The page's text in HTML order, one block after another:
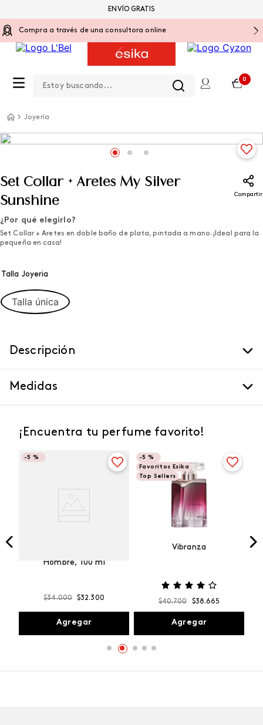
Compra a través de una consultora online
0
ENVÍO GRATIS
Joyería
Set Collar + Aretes My Silver
Sunshine
Compartir
¿Por qué elegirlo?
Set Collar + Aretes en doble baño de plata, pintada a mano. ¡Ideal para la
pequeña en casa!
Talla Joyeria
Talla única
Descripción
Medidas
¡Encuentra tu perfume favorito!
-5 %
Hombre, 100 ml
$34.000 $32.300
Agregar
-5 %
Favoritos Esika
Top Sellers
Vibranza
$40.700 $38.665
Agregar